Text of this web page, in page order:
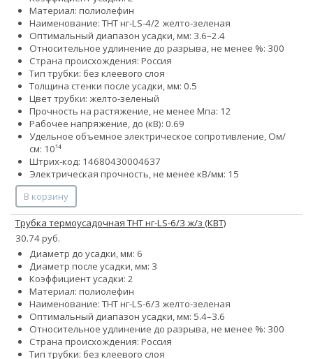
Материал: полиолефин
Наименование: ТНТ нг-LS-4/2 желто-зеленая
Оптимальный диапазон усадки, мм: 3.6–2.4
Относительное удлинение до разрыва, не менее %: 300
Страна происхождения: Россия
Тип трубки: без клеевого слоя
Толщина стенки после усадки, мм: 0.5
Цвет трубки: желто-зеленый
Прочность на растяжение, не менее Мпа: 12
Рабочее напряжение, до (кВ): 0.69
Удельное объемное электрическое сопротивление, Ом/
см: 10¹⁴
Штрих-код: 14680430004637
Электрическая прочность, не менее кВ/мм: 15
В корзину
Трубка термоусадочная ТНТ нг-LS-6/3 ж/з (КВТ)
30.74 руб.
Диаметр до усадки, мм: 6
Диаметр после усадки, мм: 3
Коэффициент усадки: 2
Материал: полиолефин
Наименование: ТНТ нг-LS-6/3 желто-зеленая
Оптимальный диапазон усадки, мм: 5.4–3.6
Относительное удлинение до разрыва, не менее %: 300
Страна происхождения: Россия
Тип трубки: без клеевого слоя